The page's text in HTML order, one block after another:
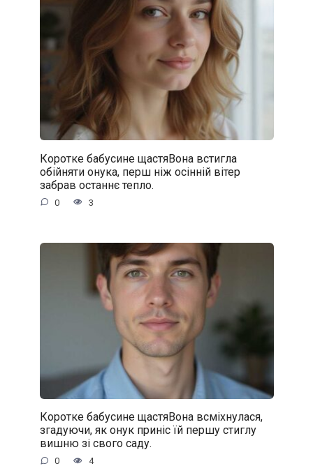
Коротке бабусине щастяВона встигла
обійняти онука, перш ніж осінній вітер
забрав останнє тепло.
0 3
Коротке бабусине щастяВона всміхнулася,
згадуючи, як онук приніс їй першу стиглу
вишню зі свого саду.
0 4